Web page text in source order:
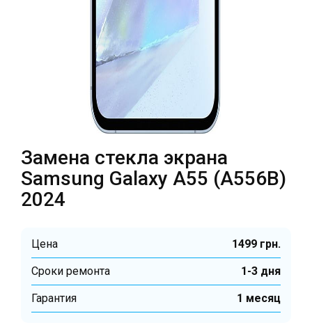
г. Киев, Комфорт Таун, ул.
Березнева, 16, корпус 3
RU
Замена стекла экрана
Samsung Galaxy A55 (A556B)
2024
Цена 1499 грн.
Cроки ремонта 1-3 дня
Гарантия 1 месяц